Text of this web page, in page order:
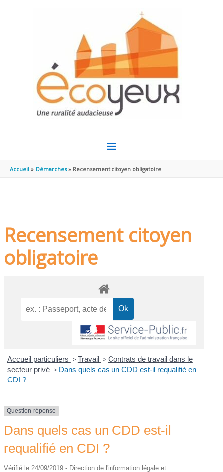
MENU
PRINCIPAL
Accueil Démarches Recensement citoyen obligatoire
Recensement citoyen
obligatoire
Accueil particuliers > Travail > Contrats de travail dans le
secteur privé > Dans quels cas un CDD est-il requalifié en
CDI ?
Question-réponse
Dans quels cas un CDD est-il
requalifié en CDI ?
Vérifié le 24/09/2019 - Direction de l'information légale et